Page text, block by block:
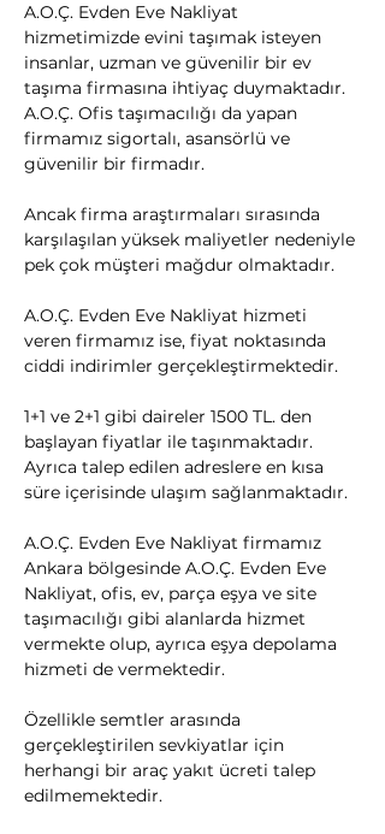
A.O.Ç. Evden Eve Nakliyat
hizmetimizde evini taşımak isteyen
insanlar, uzman ve güvenilir bir ev
taşıma firmasına ihtiyaç duymaktadır.
A.O.Ç. Ofis taşımacılığı da yapan
firmamız sigortalı, asansörlü ve
güvenilir bir firmadır.
​Ancak firma araştırmaları sırasında
karşılaşılan yüksek maliyetler nedeniyle
pek çok müşteri mağdur olmaktadır.
A.O.Ç. Evden Eve Nakliyat hizmeti
veren firmamız ise, fiyat noktasında
ciddi indirimler gerçekleştirmektedir.
1+1 ve 2+1 gibi daireler 1500 TL. den
başlayan fiyatlar ile taşınmaktadır.
Ayrıca talep edilen adreslere en kısa
süre içerisinde ulaşım sağlanmaktadır.
A.O.Ç. Evden Eve Nakliyat firmamız
Ankara bölgesinde A.O.Ç. Evden Eve
Nakliyat, ofis, ev, parça eşya ve site
taşımacılığı gibi alanlarda hizmet
vermekte olup, ayrıca eşya depolama
hizmeti de vermektedir.
Özellikle semtler arasında
gerçekleştirilen sevkiyatlar için
herhangi bir araç yakıt ücreti talep
edilmemektedir.